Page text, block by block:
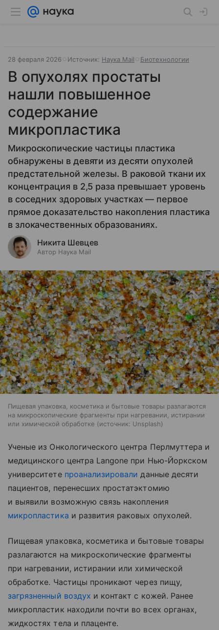
28 февраля 2026 Источник: Наука Mail Биотехнологии
В опухолях простаты
нашли повышенное
содержание
микропластика
Микроскопические частицы пластика
обнаружены в девяти из десяти опухолей
предстательной железы. В раковой ткани их
концентрация в 2,5 раза превышает уровень
в соседних здоровых участках — первое
прямое доказательство накопления пластика
в злокачественных образованиях.
Никита Шевцев
Автор Наука Mail
Пищевая упаковка, косметика и бытовые товары разлагаются
на микроскопические фрагменты при нагревании, истирании
или химической обработке
источник: Unsplash
Ученые из Онкологического центра Перлмуттера и
медицинского центра Langone при Нью-Йоркском
университете проанализировали данные десяти
пациентов, перенесших простатэктомию
и выявили возможную связь накопления
микропластика и развития раковых опухолей.
Пищевая упаковка, косметика и бытовые товары
разлагаются на микроскопические фрагменты
при нагревании, истирании или химической
обработке. Частицы проникают через пищу,
загрязненный воздух и контакт с кожей. Ранее
микропластик находили почти во всех органах,
жидкостях тела и плаценте.